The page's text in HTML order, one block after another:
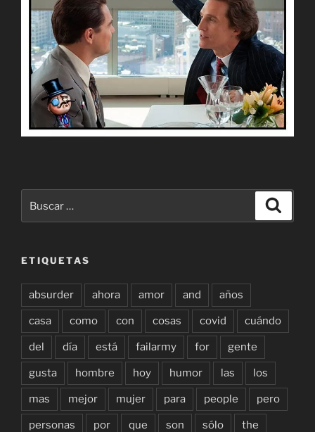
ETIQUETAS
absurder ahora amor and años
casa como con cosas covid cuándo
del día está failarmy for gente
gusta hombre hoy humor las los
mas mejor mujer para people pero
personas por que son sólo the